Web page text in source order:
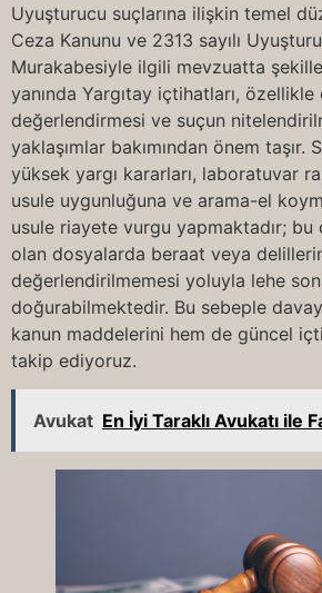
Uyuşturucu suçlarına ilişkin temel
Ceza Kanunu ve 2313 sayılı
Murakabesiyle ilgili mevzuatta
yanında Yargıtay içtihatları, özellikle
değerlendirmesi ve suçun
yaklaşımlar bakımından önem taşır.
yüksek yargı kararları, laboratuvar
usule uygunluğuna ve arama-el
usule riayete vurgu yapmaktadır; bu
olan dosyalarda beraat veya
değerlendirilmemesi yoluyla lehe
doğurabilmektedir. Bu sebeple
kanun maddelerini hem de güncel
takip ediyoruz.
Avukat En İyi Taraklı Avukatı ile